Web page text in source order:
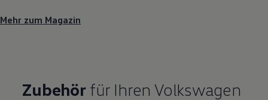
Mehr zum Magazin
Zubehörfür Ihren Volkswagen